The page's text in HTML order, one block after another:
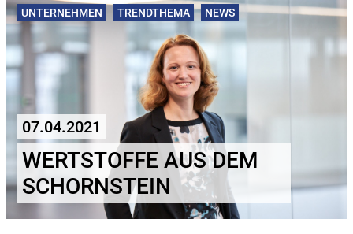
UNTERNEHMEN TRENDTHEMA NEWS
07.04.2021
WERTSTOFFE AUS DEM
SCHORNSTEIN